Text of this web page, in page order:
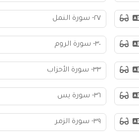
٢٧- سورة النمل
٣٠- سورة الروم
٣٣- سورة الأحزاب
٣٦- سورة يس
٣٩- سورة الزمر